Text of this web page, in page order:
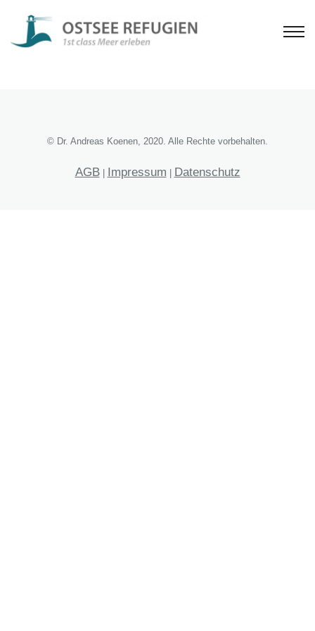
© Dr. Andreas Koenen, 2020. Alle Rechte vorbehalten.
AGB| Impressum Datenschutz